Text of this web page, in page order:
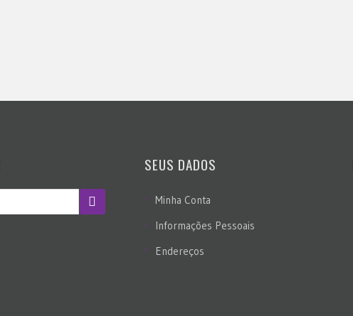
SEUS DADOS
Minha Conta
Informações Pessoais
Endereços